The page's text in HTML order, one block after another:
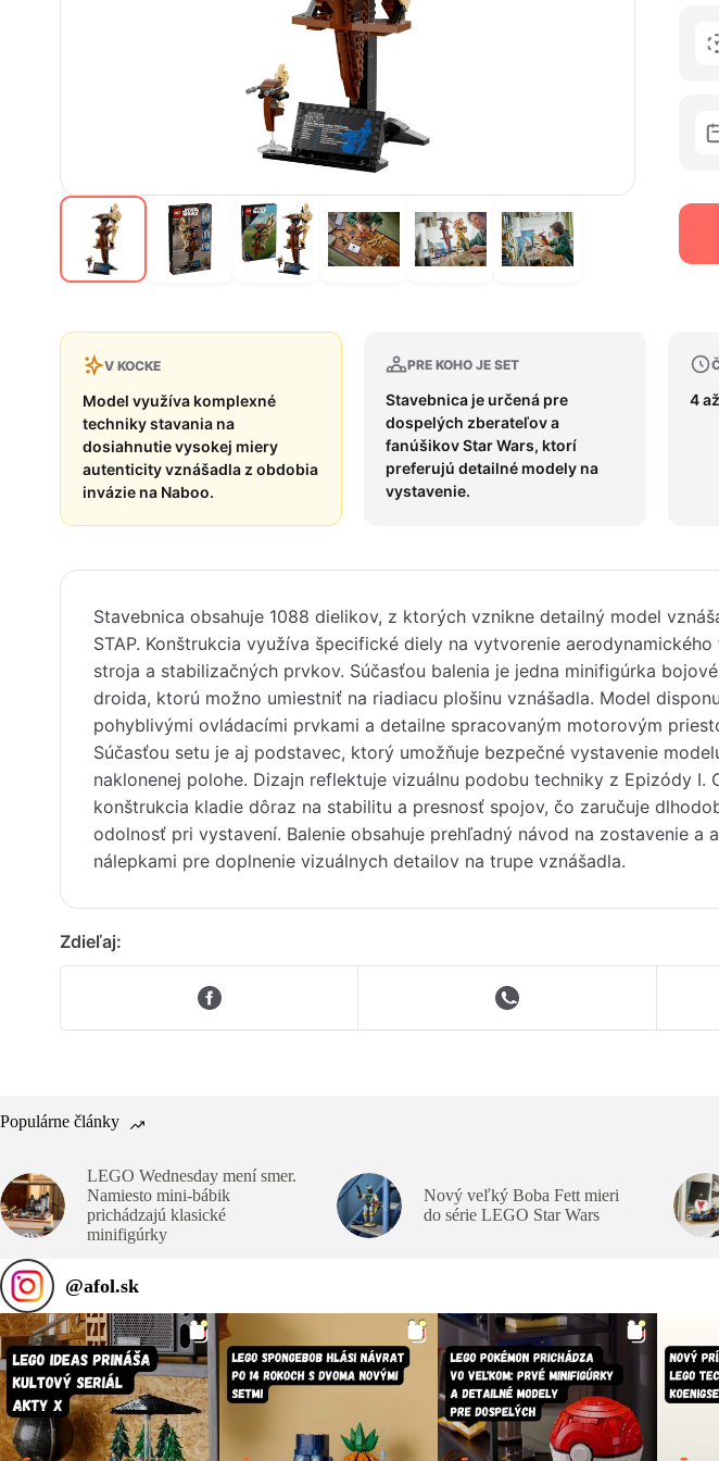
V KOCKE
Model využíva komplexné
techniky stavania na
dosiahnutie vysokej miery
autenticity vznášadla z obdobia
invázie na Naboo.
PRE KOHO JE SET
Stavebnica je určená pre
dospelých zberateľov a
fanúšikov Star Wars, ktorí
preferujú detailné modely na
vystavenie.
4
Stavebnica obsahuje 1088 dielikov, z ktorých vznikne detailný model
STAP. Konštrukcia využíva špecifické diely na vytvorenie aerodynamického
stroja a stabilizačných prvkov. Súčasťou balenia je jedna minifigúrka
droida, ktorú možno umiestniť na riadiacu plošinu vznášadla. Model
pohyblivými ovládacími prvkami a detailne spracovaným motorovým
Súčasťou setu je aj podstavec, ktorý umožňuje bezpečné vystavenie
naklonenej polohe. Dizajn reflektuje vizuálnu podobu techniky z Epizódy I.
konštrukcia kladie dôraz na stabilitu a presnosť spojov, čo zaručuje
odolnosť pri vystavení. Balenie obsahuje prehľadný návod na zostavenie a
nálepkami pre doplnenie vizuálnych detailov na trupe vznášadla.
Zdieľaj:
Populárne články
LEGO Wednesday mení smer.
Namiesto mini-bábik
prichádzajú klasické
minifigúrky
Nový veľký Boba Fett mieri
do série LEGO Star Wars
@afol.sk